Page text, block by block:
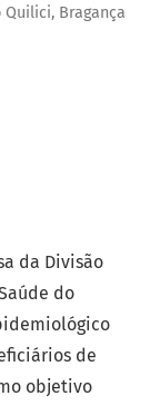
Bragança
da Divisão
do
de
objetivo